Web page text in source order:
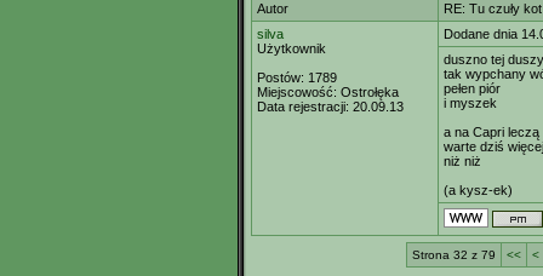
Autor
RE: Tu czuły
silva
Użytkownik
Postów: 1789
Miejscowość: Ostrołęka
Data rejestracji: 20.09.13
Dodane dnia
duszno tej
tak wypchany
pełen piór
i myszek
a na Capri leczą
warte dziś więcej
niż niż
(a kysz-ek)
Strona 32 z 79 << <